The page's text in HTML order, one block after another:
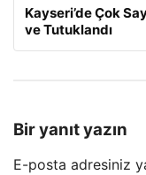
Kayseri’de Çok
ve Tutuklandı
Bir yanıt yazın
E-posta adresiniz